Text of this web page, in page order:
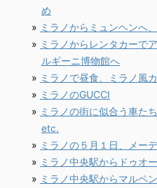
め
ミラノからミュンヘンへ
ミラノからレンタカーで
ルギーニ博物館へ
ミラノで昼食、ミラノ風
ミラノのGUCCI
ミラノの街に似合う車た
etc.
ミラノの５月１日、メー
ミラノ中央駅からドゥオ
ミラノ中央駅からマルペ